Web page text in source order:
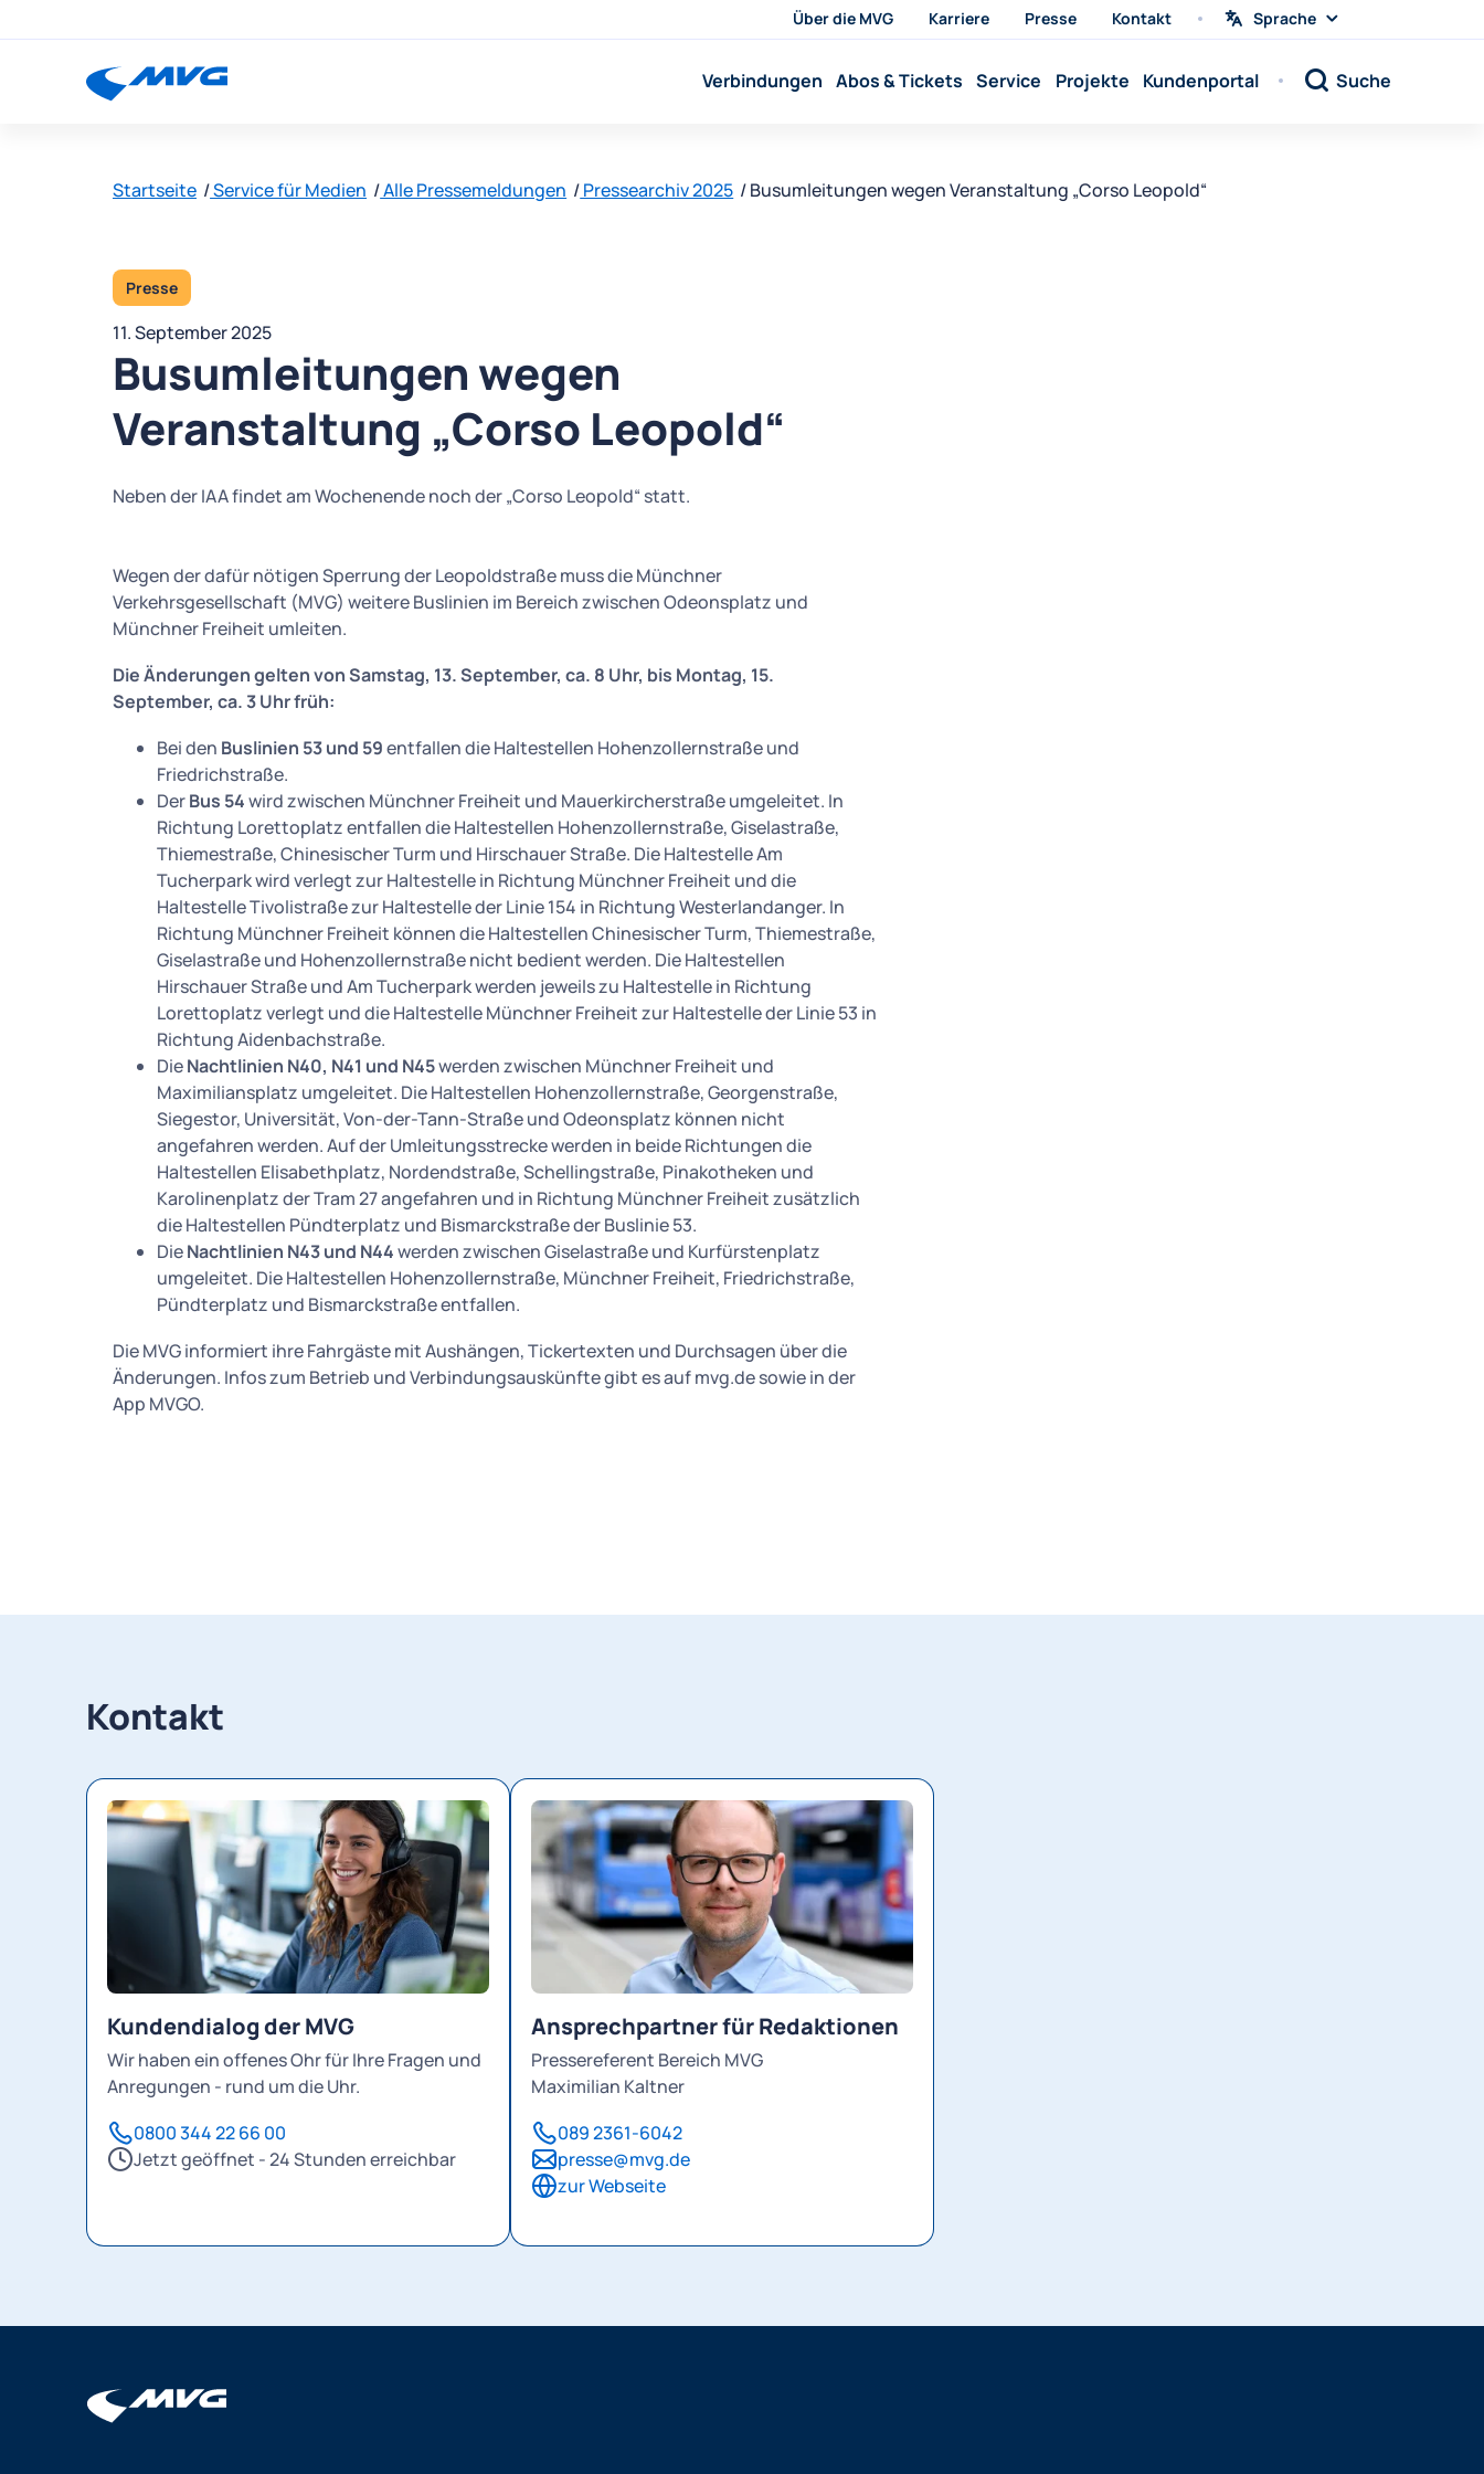
Über die MVG Karriere Presse Kontakt
Sprache
Sprache
Verbindungen Abos & Tickets Service Projekte Kundenportal Suche
Startseite Service für Medien Alle Pressemeldungen Pressearchiv 2025 Busumleitungen wegen Veranstaltung „Corso Leopold“
Presse
11. September 2025
Busumleitungen wegen
Veranstaltung „Corso Leopold“
Neben der IAA findet am Wochenende noch der „Corso Leopold“ statt.
Wegen der dafür nötigen Sperrung der Leopoldstraße muss die Münchner
Verkehrsgesellschaft (MVG) weitere Buslinien im Bereich zwischen Odeonsplatz und
Münchner Freiheit umleiten.
Die Änderungen gelten von Samstag, 13. September, ca. 8 Uhr, bis Montag, 15.
September, ca. 3 Uhr früh:
Bei den Buslinien 53 und 59entfallen die Haltestellen Hohenzollernstraße und
Friedrichstraße.
DerBus 54wird zwischen Münchner Freiheit und Mauerkircherstraße umgeleitet. In
Richtung Lorettoplatz entfallen die Haltestellen Hohenzollernstraße, Giselastraße,
Thiemestraße, Chinesischer Turm und Hirschauer Straße. Die Haltestelle Am
Tucherpark wird verlegt zur Haltestelle in Richtung Münchner Freiheit und die
Haltestelle Tivolistraße zur Haltestelle der Linie 154 in Richtung Westerlandanger. In
Richtung Münchner Freiheit können die Haltestellen Chinesischer Turm, Thiemestraße,
Giselastraße und Hohenzollernstraße nicht bedient werden. Die Haltestellen
Hirschauer Straße und Am Tucherpark werden jeweils zu Haltestelle in Richtung
Lorettoplatz verlegt und die Haltestelle Münchner Freiheit zur Haltestelle der Linie 53 in
Richtung Aidenbachstraße.
DieNachtlinien N40, N41 und N45werden zwischen Münchner Freiheit und
Maximiliansplatz umgeleitet. Die Haltestellen Hohenzollernstraße, Georgenstraße,
Siegestor, Universität, Von-der-Tann-Straße und Odeonsplatz können nicht
angefahren werden. Auf der Umleitungsstrecke werden in beide Richtungen die
Haltestellen Elisabethplatz, Nordendstraße, Schellingstraße, Pinakotheken und
Karolinenplatz der Tram 27 angefahren und in Richtung Münchner Freiheit zusätzlich
die Haltestellen Pündterplatz und Bismarckstraße der Buslinie 53.
DieNachtlinien N43 und N44werden zwischen Giselastraße und Kurfürstenplatz
umgeleitet. Die Haltestellen Hohenzollernstraße, Münchner Freiheit, Friedrichstraße,
Pündterplatz und Bismarckstraße entfallen.
Die MVG informiert ihre Fahrgäste mit Aushängen, Tickertexten und Durchsagen über die
Änderungen. Infos zum Betrieb und Verbindungsauskünfte gibt es auf mvg.de sowie in der
App MVGO.
Kontakt
Kundendialog der MVG
Wir haben ein offenes Ohr für Ihre Fragen und
Anregungen - rund um die Uhr.
0800 344 22 66 00
Jetzt geöffnet - 24 Stunden erreichbar
Ansprechpartner für Redaktionen
Pressereferent Bereich MVG
Maximilian Kaltner
089 2361-6042
presse@mvg.de
zur Webseite